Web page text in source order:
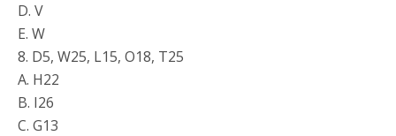
D. V
E. W
8. D5, W25, L15, O18, T25
A. H22
B. I26
C. G13